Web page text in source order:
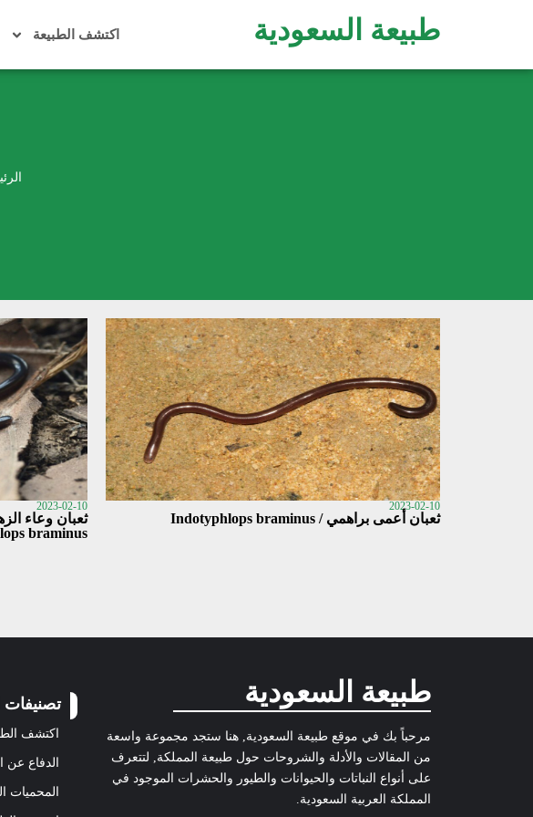
طبيعة السعودية اكتشف الطبيعة
2023-02-10
ثعبان أعمى براهمي / Indotyphlops braminus
2023-02-10
ثعبان وعاء
braminus
طبيعة السعودية
مرحباً بك في موقع طبيعة السعودية, هنا ستجد مجموعة واسعة
من المقالات والأدلة والشروحات حول طبيعة المملكة, لتتعرف
على أنواع النباتات والحيوانات والطيور والحشرات الموجود في
المملكة العربية السعودية.
تصنيفات
اكتشف
الدفاع عن
المحميات